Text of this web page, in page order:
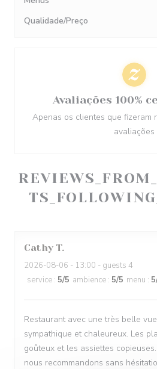
Cathy T
2026-08-06 - 13:00 - guests 4
service : 5/5 ambience : 5/5 menu : 5
Restaurant avec une très belle
sympathique et chaleureux. Les
goûteux et les assiettes
nous recommandons sans
Qualidade/Preço
Avaliações 100%
Apenas os clientes que fizeram
avaliações